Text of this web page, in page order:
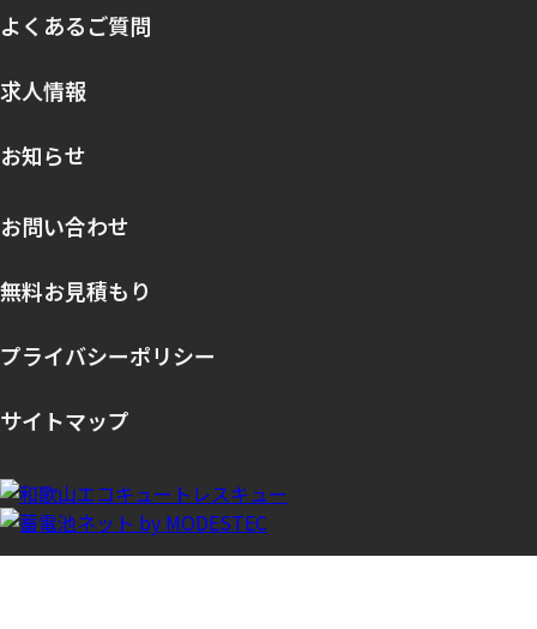
よくあるご質問
求人情報
お知らせ
お問い合わせ
無料お見積もり
プライバシーポリシー
サイトマップ